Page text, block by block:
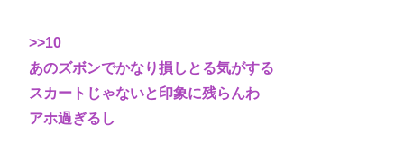
>>10
あのズボンでかなり損しとる気がする
スカートじゃないと印象に残らんわ
アホ過ぎるし